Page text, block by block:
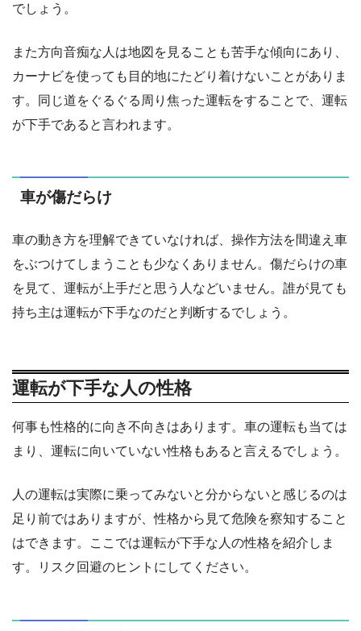
でしょう。
また方向音痴な人は地図を見ることも苦手な傾向にあり、
カーナビを使っても目的地にたどり着けないことがありま
す。同じ道をぐるぐる周り焦った運転をすることで、運転
が下手であると言われます。
車が傷だらけ
車の動き方を理解できていなければ、操作方法を間違え車
をぶつけてしまうことも少なくありません。傷だらけの車
を見て、運転が上手だと思う人などいません。誰が見ても
持ち主は運転が下手なのだと判断するでしょう。
運転が下手な人の性格
何事も性格的に向き不向きはあります。車の運転も当ては
まり、運転に向いていない性格もあると言えるでしょう。
人の運転は実際に乗ってみないと分からないと感じるのは
足り前ではありますが、性格から見て危険を察知すること
はできます。ここでは運転が下手な人の性格を紹介しま
す。リスク回避のヒントにしてください。